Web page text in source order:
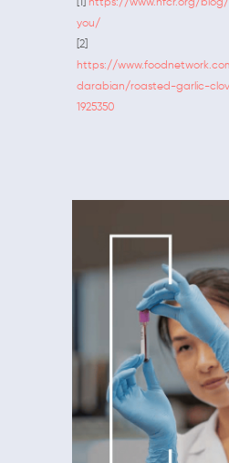
https://www.nfcr.org/
you/
[2]
https://
darabian/roasted-garlic-
1925350